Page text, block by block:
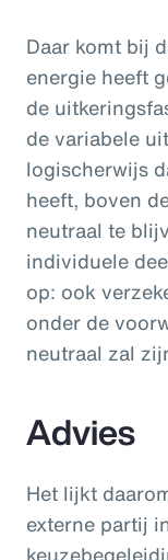
Daar komt bij
energie heeft
de
de variabele
logischerwijs
heeft, boven
neutraal te
individuele
op: ook
onder de
neutraal zal
Advies
Het lijkt
externe partij